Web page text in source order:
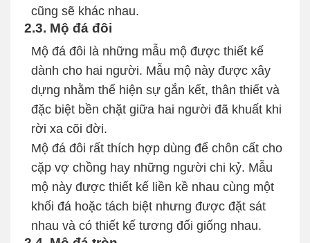
cũng sẽ khác nhau.
2.3. Mộ đá đôi
Mộ đá đôi là những mẫu mộ được thiết kế
dành cho hai người. Mẫu mộ này được xây
dựng nhằm thể hiện sự gắn kết, thân thiết và
đặc biệt bền chặt giữa hai người đã khuất khi
rời xa cõi đời.
Mộ đá đôi rất thích hợp dùng để chôn cất cho
cặp vợ chồng hay những người chi kỷ. Mẫu
mộ này được thiết kế liền kề nhau cùng một
khối đá hoặc tách biệt nhưng được đặt sát
nhau và có thiết kế tương đối giống nhau.